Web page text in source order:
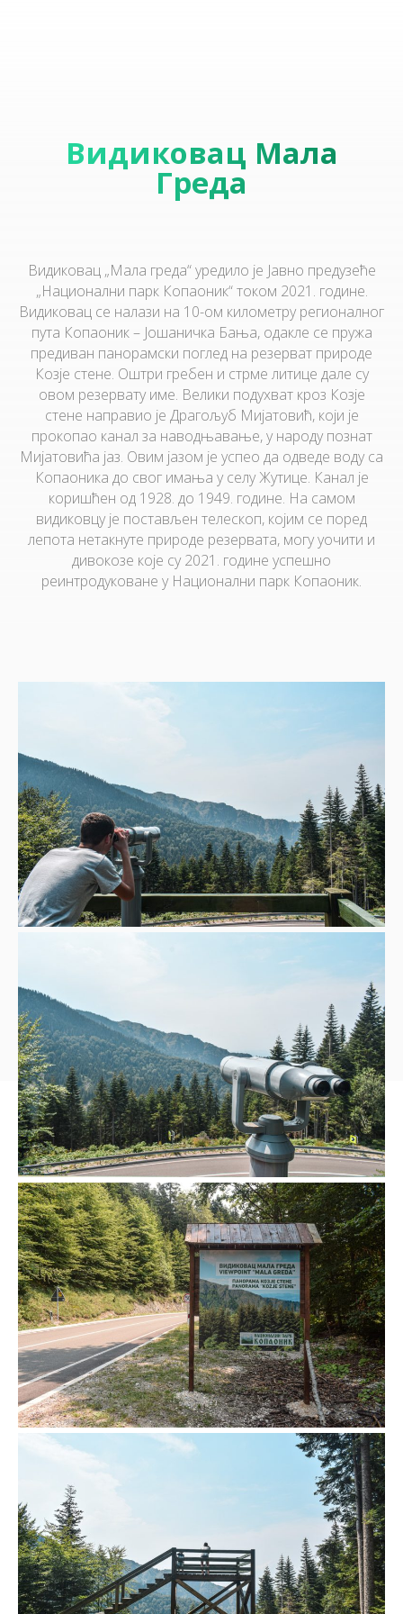
Видиковац Мала
Греда
Видиковац „Мала греда“ уредило је Јавно предузеће
„Национални парк Копаоник“ током 2021. године.
Видиковац се налази на 10-ом километру регионалног
пута Копаоник – Јошаничка Бања, одакле се пружа
прeдиван панорамски поглед на резерват природе
Козје стене. Оштри гребен и стрме литице дале су
овом резервату име. Велики подухват кроз Козје
стене направио је Драгољуб Мијатовић, који је
прокопао канал за наводњавање, у народу познат
Мијатовића јаз. Овим јазом је успео да одведе воду са
Копаоника до свог имања у селу Жутице. Канал је
коришћен од 1928. до 1949. године. На самом
видиковцу је постављен телескоп, којим се поред
лепота нетакнуте природе резервата, могу уочити и
дивокозе које су 2021. године успешно
реинтродуковане у Национални парк Копаоник.